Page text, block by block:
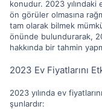
konudur. 2023 yılındaki
ön görüler olmasına
tam olarak bilmek
önünde bulundurarak,
hakkında bir tahmin
2023 Ev Fiyatlarını
2023 yılında ev
şunlardır: